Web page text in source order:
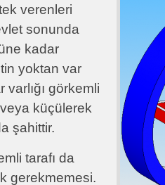
verenleri
sonunda
kadar
yoktan var
görkemli
küçülerek
şahittir.
tarafı da
gerekmemesi.